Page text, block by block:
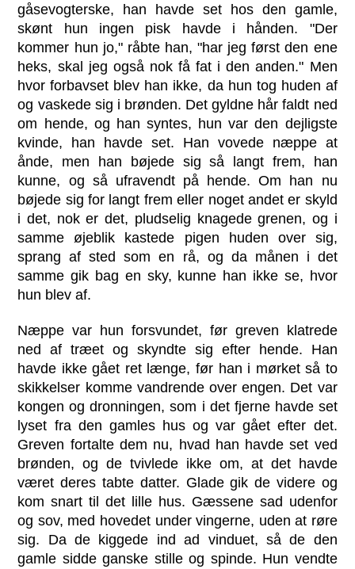
gåsevogterske, han havde set hos den gamle,
skønt hun ingen pisk havde i hånden. "Der
kommer hun jo," råbte han, "har jeg først den ene
heks, skal jeg også nok få fat i den anden." Men
hvor forbavset blev han ikke, da hun tog huden af
og vaskede sig i brønden. Det gyldne hår faldt ned
om hende, og han syntes, hun var den dejligste
kvinde, han havde set. Han vovede næppe at
ånde, men han bøjede sig så langt frem, han
kunne, og så ufravendt på hende. Om han nu
bøjede sig for langt frem eller noget andet er skyld
i det, nok er det, pludselig knagede grenen, og i
samme øjeblik kastede pigen huden over sig,
sprang af sted som en rå, og da månen i det
samme gik bag en sky, kunne han ikke se, hvor
hun blev af.
Næppe var hun forsvundet, før greven klatrede
ned af træet og skyndte sig efter hende. Han
havde ikke gået ret længe, før han i mørket så to
skikkelser komme vandrende over engen. Det var
kongen og dronningen, som i det fjerne havde set
lyset fra den gamles hus og var gået efter det.
Greven fortalte dem nu, hvad han havde set ved
brønden, og de tvivlede ikke om, at det havde
været deres tabte datter. Glade gik de videre og
kom snart til det lille hus. Gæssene sad udenfor
og sov, med hovedet under vingerne, uden at røre
sig. Da de kiggede ind ad vinduet, så de den
gamle sidde ganske stille og spinde. Hun vendte